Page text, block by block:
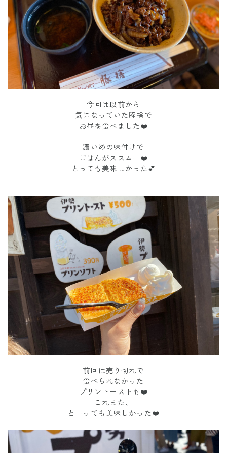
今回は以前から
気になっていた豚捨で
お昼を食べました❤️
濃いめの味付けで
ごはんがススムー❤️
とっても美味しかった💕
前回は売り切れで
食べられなかった
プリントーストも❤️
これまた、
とーっても美味しかった❤️